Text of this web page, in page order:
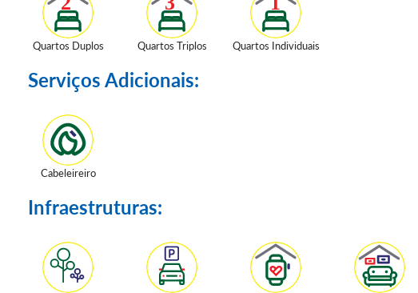
Quartos Duplos Quartos Triplos Quartos Individuais
Serviços Adicionais:
Cabeleireiro
Infraestruturas: